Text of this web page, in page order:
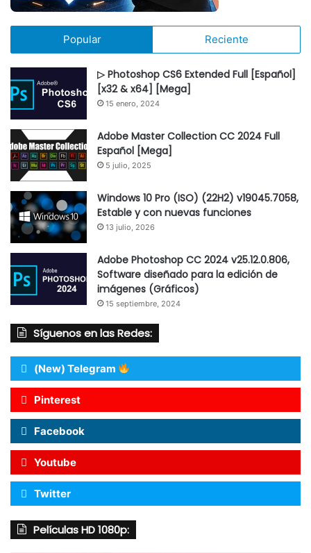
Popular Reciente
▷ Photoshop CS6 Extended Full [Español]
[x32 & x64] [Mega]
15 enero, 2024
Adobe Master Collection CC 2024 Full
Español [Mega]
5 julio, 2025
Windows 10 Pro (ISO) (22H2) v19045.7058,
Estable y con nuevas funciones
13 julio, 2026
Adobe Photoshop CC 2024 v25.12.0.806,
Software diseñado para la edición de
imágenes (Gráficos)
15 septiembre, 2024
Síguenos en las Redes:
(New) Telegram
Pinterest
Facebook
Youtube
Twitter
Películas HD 1080p: